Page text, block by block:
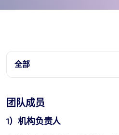
学院
校园生活
关于我们
全部
团队成员
1）机构负责人